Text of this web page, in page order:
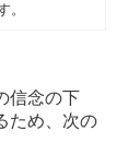
。
信念の下
ため、次の